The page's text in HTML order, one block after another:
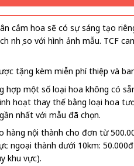
cắm hoa sẽ có sự sáng tạo
nhẹ so với hình ảnh mẫu. TCF
tặng kèm miễn phí thiệp và
hợp một số loại hoa không có
hoạt thay thế bằng loại hoa
nhất với mẫu đã chọn.
hàng nội thành cho đơn từ
ngoại thành dưới 10km:
khu vực).